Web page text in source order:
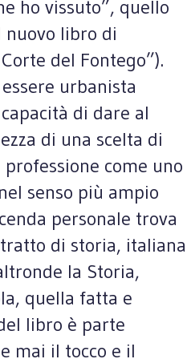
ho vissuto”, quello
nuovo libro di
del Fontego”).
urbanista
di dare al
di una scelta di
come uno
senso più ampio
personale trova
di storia, italiana
la Storia,
quella fatta e
libro è parte
mai il tocco e il